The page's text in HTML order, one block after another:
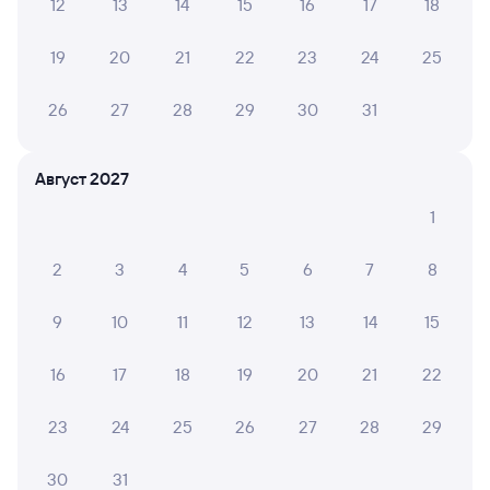
в Читу-2
Дни следования ближайшие: 7, 9, 11 августа Маршрут
Плацкарт Купе
Даже если сейчас нет мест
Искать билеты
Отзывы пассажиров Туту о поездах
отрицательные мнения
12 13 14 15 16 17 18
19 20 21 22 23 24 25
26 27 28 29 30 31
Август 2027
1
2 3 4 5 6 7 8
9 10 11 12 13 14 15
16 17 18 19 20 21 22
23 24 25 26 27 28 29
30 31